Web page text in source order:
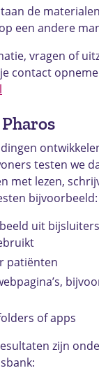
de
een andere
vragen of
contact
testen we
met lezen,
bijvoorbeeld:
uit
patiënten
of apps
zijn